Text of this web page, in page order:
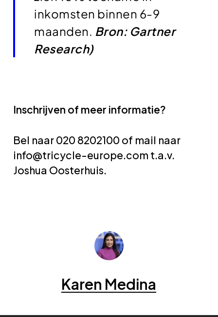
inkomsten binnen 6-9
maanden. Bron: Gartner
Research)
Inschrijven of meer informatie?
Bel naar 020 8202100 of mail naar
info@tricycle-europe.com t.a.v.
Joshua Oosterhuis.
Karen Medina